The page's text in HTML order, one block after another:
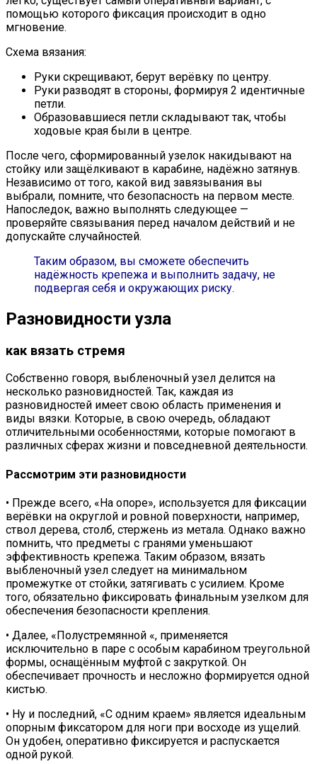
помощью которого фиксация происходит в одно
мгновение.
Схема вязания:
Руки скрещивают, берут верёвку по центру.
Руки разводят в стороны, формируя 2 идентичные
петли.
Образовавшиеся петли складывают так, чтобы
ходовые края были в центре.
После чего, сформированный узелок накидывают на
стойку или защёлкивают в карабине, надёжно затянув.
Независимо от того, какой вид завязывания вы
выбрали, помните, что безопасность на первом месте.
Напоследок, важно выполнять следующее —
проверяйте связывания перед началом действий и не
допускайте случайностей.
Таким образом, вы сможете обеспечить
надёжность крепежа и выполнить задачу, не
подвергая себя и окружающих риску.
Разновидности узла
как вязать стремя
Собственно говоря, выбленочный узел делится на
несколько разновидностей. Так, каждая из
разновидностей имеет свою область применения и
виды вязки. Которые, в свою очередь, обладают
отличительными особенностями, которые помогают в
различных сферах жизни и повседневной деятельности.
Рассмотрим эти разновидности
• Прежде всего, «На опоре», используется для фиксации
верёвки на округлой и ровной поверхности, например,
ствол дерева, столб, стержень из метала. Однако важно
помнить, что предметы с гранями уменьшают
эффективность крепежа. Таким образом, вязать
выбленочный узел следует на минимальном
промежутке от стойки, затягивать с усилием. Кроме
того, обязательно фиксировать финальным узелком для
обеспечения безопасности крепления.
• Далее, «Полустремянной «, применяется
исключительно в паре с особым карабином треугольной
формы, оснащённым муфтой с закруткой. Он
обеспечивает прочность и несложно формируется одной
кистью.
• Ну и последний, «С одним краем» является идеальным
опорным фиксатором для ноги при восходе из ущелий.
Он удобен, оперативно фиксируется и распускается
одной рукой.